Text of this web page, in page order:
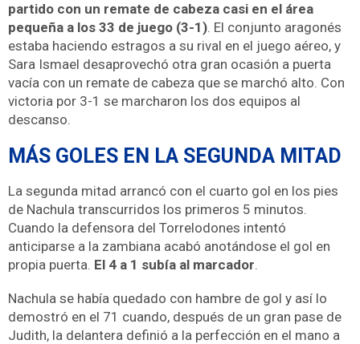
partido con un remate de cabeza casi en el área
pequeña a los 33 de juego (3-1). El conjunto aragonés
estaba haciendo estragos a su rival en el juego aéreo, y
Sara Ismael desaprovechó otra gran ocasión a puerta
vacía con un remate de cabeza que se marchó alto. Con
victoria por 3-1 se marcharon los dos equipos al
descanso.
MÁS GOLES EN LA SEGUNDA MITAD
La segunda mitad arrancó con el cuarto gol en los pies
de Nachula transcurridos los primeros 5 minutos.
Cuando la defensora del Torrelodones intentó
anticiparse a la zambiana acabó anotándose el gol en
propia puerta. El 4 a 1 subía al marcador.
Nachula se había quedado con hambre de gol y así lo
demostró en el 71 cuando, después de un gran pase de
Judith, la delantera definió a la perfección en el mano a